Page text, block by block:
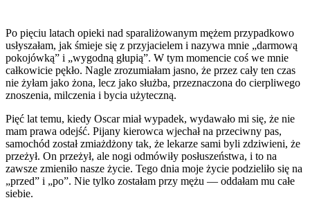
Po pięciu latach opieki nad sparaliżowanym mężem przypadkowo
usłyszałam, jak śmieje się z przyjacielem i nazywa mnie „darmową
pokojówką” i „wygodną głupią”. W tym momencie coś we mnie
całkowicie pękło. Nagle zrozumiałam jasno, że przez cały ten czas
nie żyłam jako żona, lecz jako służba, przeznaczona do cierpliwego
znoszenia, milczenia i bycia użyteczną.
Pięć lat temu, kiedy Oscar miał wypadek, wydawało mi się, że nie
mam prawa odejść. Pijany kierowca wjechał na przeciwny pas,
samochód został zmiażdżony tak, że lekarze sami byli zdziwieni, że
przeżył. On przeżył, ale nogi odmówiły posłuszeństwa, i to na
zawsze zmieniło nasze życie. Tego dnia moje życie podzieliło się na
„przed” i „po”. Nie tylko zostałam przy mężu — oddałam mu całe
siebie.